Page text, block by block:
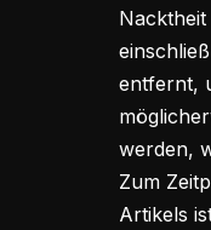
entfernt,
werden,
Zum
Artikels